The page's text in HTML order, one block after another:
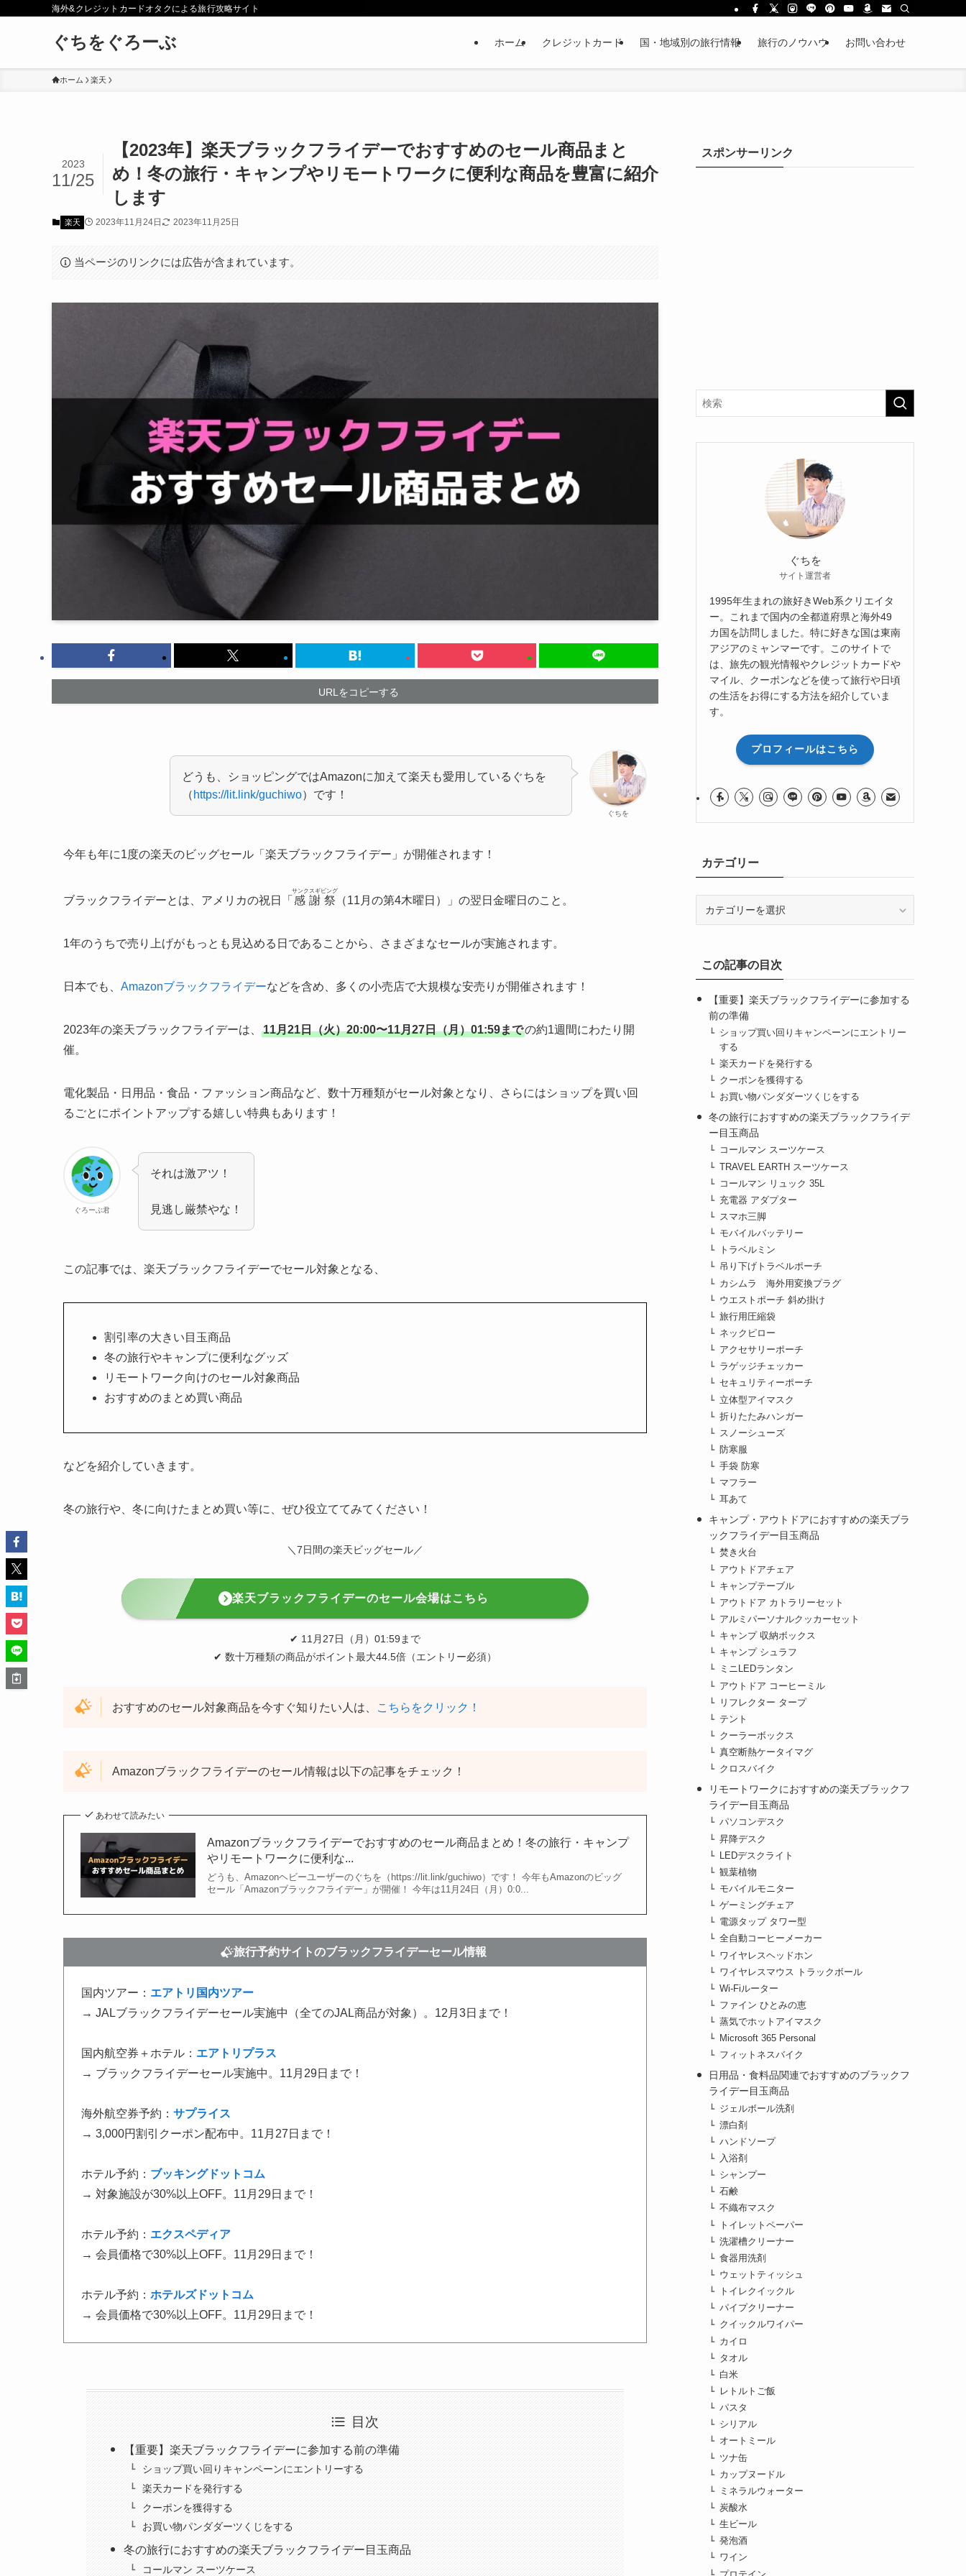
海外&クレジットカードオタクによる旅行攻略サイト
ぐちをぐろーぶ ホーム クレジットカード 国・地域別の旅行情報 旅行のノウハウ お問い合わせ
ホーム 楽天
【2023年】楽天ブラックフライデーでおすすめのセール商品まと
め！冬の旅行・キャンプやリモートワークに便利な商品を豊富に紹介
します
2023
11/25
楽天 2023年11月24日 2023年11月25日
当ページのリンクには広告が含まれています。
URLをコピーする
ぐちを
どうも、ショッピングではAmazonに加えて楽天も愛用しているぐちを
（ https://lit.link/guchiwo）です！
今年も年に1度の楽天のビッグセール「楽天ブラックフライデー」が開催されます！
ブラックフライデーとは、アメリカの祝日「 感謝祭
サンクスギビング
（11月の第4木曜日）」の翌日金曜日のこと。
1年のうちで売り上げがもっとも見込める日であることから、さまざまなセールが実施されます。
日本でも、 Amazonブラックフライデーなどを含め、多くの小売店で大規模な安売りが開催されます！
2023年の楽天ブラックフライデーは、 11月21日（火）20:00〜11月27日（月）01:59までの約1週間にわたり開
催。
電化製品・日用品・食品・ファッション商品など、数十万種類がセール対象となり、さらにはショップを買い回
るごとにポイントアップする嬉しい特典もあります！
ぐろーぶ君
それは激アツ！
見逃し厳禁やな！
この記事では、楽天ブラックフライデーでセール対象となる、
割引率の大きい目玉商品
冬の旅行やキャンプに便利なグッズ
リモートワーク向けのセール対象商品
おすすめのまとめ買い商品
などを紹介していきます。
冬の旅行や、冬に向けたまとめ買い等に、ぜひ役立ててみてください！
＼7日間の楽天ビッグセール／
楽天ブラックフライデーのセール会場はこちら
✔︎ 11月27日（月）01:59まで
✔︎ 数十万種類の商品がポイント最大44.5倍（エントリー必須）
おすすめのセール対象商品を今すぐ知りたい人は、 こちらをクリック！
Amazonブラックフライデーのセール情報は以下の記事をチェック！
あわせて読みたい
Amazonブラックフライデーでおすすめのセール商品まとめ！冬の旅行・キャンプ
やリモートワークに便利な...
どうも、Amazonヘビーユーザーのぐちを（https://lit.link/guchiwo）です！ 今年もAmazonのビッグ
セール「Amazonブラックフライデー」が開催！ 今年は11月24日（月）0:0...
旅行予約サイトのブラックフライデーセール情報
国内ツアー： エアトリ国内ツアー
→ JALブラックフライデーセール実施中（全てのJAL商品が対象）。12月3日まで！
国内航空券＋ホテル： エアトリプラス
→ ブラックフライデーセール実施中。11月29日まで！
海外航空券予約： サプライス
→ 3,000円割引クーポン配布中。11月27日まで！
ホテル予約： ブッキングドットコム
→ 対象施設が30%以上OFF。11月29日まで！
ホテル予約： エクスペディア
→ 会員価格で30%以上OFF。11月29日まで！
ホテル予約： ホテルズドットコム
→ 会員価格で30%以上OFF。11月29日まで！
目次
【重要】楽天ブラックフライデーに参加する前の準備
ショップ買い回りキャンペーンにエントリーする
楽天カードを発行する
クーポンを獲得する
お買い物パンダダーツくじをする
冬の旅行におすすめの楽天ブラックフライデー目玉商品
コールマン スーツケース
スポンサーリンク
ぐちを
サイト運営者
1995年生まれの旅好きWeb系クリエイタ
ー。これまで国内の全都道府県と海外49
カ国を訪問しました。特に好きな国は東南
アジアのミャンマーです。このサイトで
は、旅先の観光情報やクレジットカードや
マイル、クーポンなどを使って旅行や日頃
の生活をお得にする方法を紹介していま
す。
プロフィールはこちら
カテゴリー
ーこの記事の目次
【重要】楽天ブラックフライデーに参加する
前の準備
ショップ買い回りキャンペーンにエントリー
する
楽天カードを発行する
クーポンを獲得する
お買い物パンダダーツくじをする
冬の旅行におすすめの楽天ブラックフライデ
ー目玉商品
コールマン スーツケース
TRAVEL EARTH スーツケース
コールマン リュック 35L
充電器 アダプター
スマホ三脚
モバイルバッテリー
トラベルミン
吊り下げトラベルポーチ
カシムラ 海外用変換プラグ
ウエストポーチ 斜め掛け
旅行用圧縮袋
ネックピロー
アクセサリーポーチ
ラゲッジチェッカー
セキュリティーポーチ
立体型アイマスク
折りたたみハンガー
スノーシューズ
防寒服
手袋 防寒
マフラー
耳あて
キャンプ・アウトドアにおすすめの楽天ブラ
ックフライデー目玉商品
焚き火台
アウトドアチェア
キャンプテーブル
アウトドア カトラリーセット
アルミパーソナルクッカーセット
キャンプ 収納ボックス
キャンプ シュラフ
ミニLEDランタン
アウトドア コーヒーミル
リフレクター タープ
テント
クーラーボックス
真空断熱ケータイマグ
クロスバイク
リモートワークにおすすめの楽天ブラックフ
ライデー目玉商品
パソコンデスク
昇降デスク
LEDデスクライト
観葉植物
モバイルモニター
ゲーミングチェア
電源タップ タワー型
全自動コーヒーメーカー
ワイヤレスヘッドホン
ワイヤレスマウス トラックボール
Wi-Fiルーター
ファイン ひとみの恵
蒸気でホットアイマスク
Microsoft 365 Personal
フィットネスバイク
日用品・食料品関連でおすすめのブラックフ
ライデー目玉商品
ジェルボール洗剤
漂白剤
ハンドソープ
入浴剤
シャンプー
石鹸
不織布マスク
トイレットペーパー
洗濯槽クリーナー
食器用洗剤
ウェットティッシュ
トイレクイックル
パイプクリーナー
クイックルワイパー
カイロ
タオル
白米
レトルトご飯
パスタ
シリアル
オートミール
ツナ缶
カップヌードル
ミネラルウォーター
炭酸水
生ビール
発泡酒
ワイン